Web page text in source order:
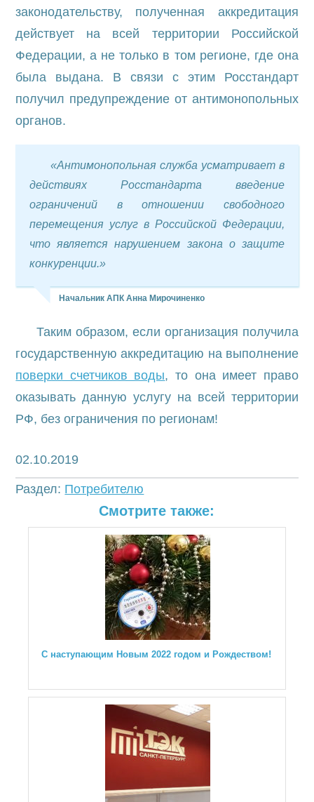
законодательству, полученная аккредитация
действует на всей территории Российской
Федерации, а не только в том регионе, где она
была выдана. В связи с этим Росстандарт
получил предупреждение от антимонопольных
органов.
«Антимонопольная служба усматривает в
действиях Росстандарта введение
ограничений в отношении свободного
перемещения услуг в Российской Федерации,
что является нарушением закона о защите
конкуренции.»
Начальник АПК Анна Мирочиненко
Таким образом, если организация получила
государственную аккредитацию на выполнение
поверки счетчиков воды, то она имеет право
оказывать данную услугу на всей территории
РФ, без ограничения по регионам!
02.10.2019
Раздел: Потребителю
Смотрите также:
С наступающим Новым 2022 годом и Рождеством!